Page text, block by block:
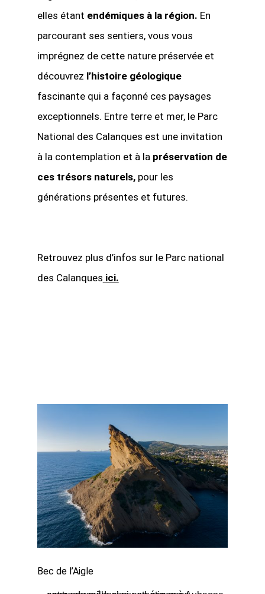
elles étant endémiques à la région. En
parcourant ses sentiers, vous vous
imprégnez de cette nature préservée et
découvrez l’histoire géologique
fascinante qui a façonné ces paysages
exceptionnels. Entre terre et mer, le Parc
National des Calanques est une invitation
à la contemplation et à la préservation de
ces trésors naturels,pour les
générations présentes et futures.
Retrouvez plus d’infos sur le Parc national
des Calanques ici.
Bec de l’Aigle